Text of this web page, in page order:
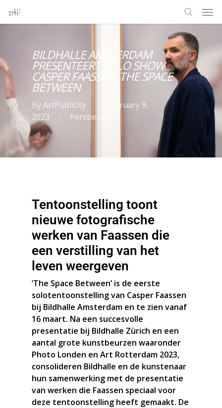
BILDHALLE AMSTERDAM
PRESENTEERT SOLO SHOW
CASPER FAASSEN: THE SPACE
BETWEEN
ByArtPublicity
February 9,
2023
Persbericht
Tentoonstelling toont
nieuwe fotografische
werken van Faassen die
een verstilling van het
leven weergeven
‘The Space Between’ is de eerste
solotentoonstelling van Casper Faassen
bij Bildhalle Amsterdam en te zien vanaf
16 maart. Na een succesvolle
presentatie bij Bildhalle Zürich en een
aantal grote kunstbeurzen waaronder
Photo Londen en Art Rotterdam 2023,
consolideren Bildhalle en de kunstenaar
hun samenwerking met de presentatie
van werken die Faassen speciaal voor
deze tentoonstelling heeft gemaakt. De